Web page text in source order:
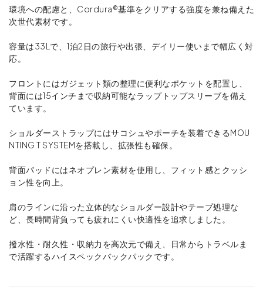
環境への配慮と、Cordura®基準をクリアする強度を兼ね備えた
次世代素材です。
容量は33Lで、1泊2日の旅行や出張、デイリー使いまで幅広く対
応。
フロントにはガジェット類の整理に便利なポケットを配置し、
背面には15インチまで収納可能なラップトップスリーブを備え
ています。
ショルダーストラップにはサコシュやポーチを装着できるMOU
NTING T SYSTEMを搭載し、拡張性も確保。
背面パッドにはネオプレン素材を使用し、フィット感とクッシ
ョン性を向上。
肩のラインに沿った立体的なショルダー設計やテープ処理な
ど、長時間背負っても疲れにくい快適性を追求しました。
撥水性・耐久性・収納力を高次元で備え、日常からトラベルま
で活躍するハイスペックバックパックです。